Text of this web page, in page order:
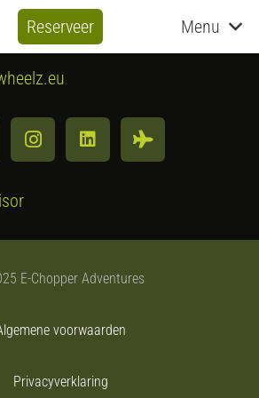
Reserveer Menu
E-Chopper Adventures
voorwaarden
Privacyverklaring